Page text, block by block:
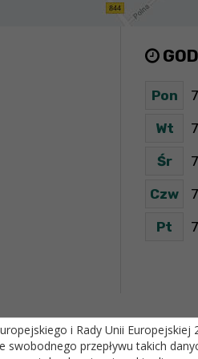
Pon
Wt
Śr
Czw
Pt
i Rady Unii
przepływu takich